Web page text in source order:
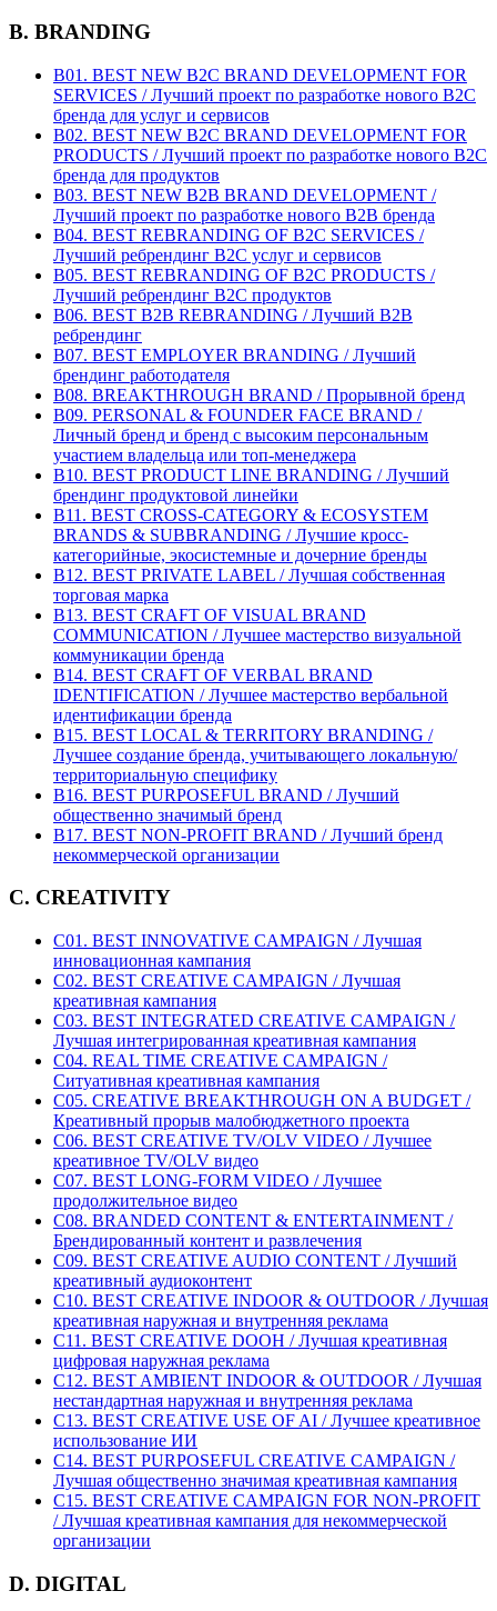
B. BRANDING
B01. BEST NEW B2C BRAND DEVELOPMENT FOR
SERVICES / Лучший проект по разработке нового B2C
бренда для услуг и сервисов
B02. BEST NEW B2C BRAND DEVELOPMENT FOR
PRODUCTS / Лучший проект по разработке нового B2C
бренда для продуктов
B03. BEST NEW B2B BRAND DEVELOPMENT /
Лучший проект по разработке нового B2B бренда
B04. BEST REBRANDING OF B2C SERVICES /
Лучший ребрендинг B2С услуг и сервисов
B05. BEST REBRANDING OF B2C PRODUCTS /
Лучший ребрендинг B2С продуктов
B06. BEST B2B REBRANDING / Лучший B2B
ребрендинг
B07. BEST EMPLOYER BRANDING / Лучший
брендинг работодателя
B08. BREAKTHROUGH BRAND / Прорывной бренд
B09. PERSONAL & FOUNDER FACE BRAND /
Личный бренд и бренд с высоким персональным
участием владельца или топ-менеджера
B10. BEST PRODUCT LINE BRANDING / Лучший
брендинг продуктовой линейки
B11. BEST CROSS-CATEGORY & ECOSYSTEM
BRANDS & SUBBRANDING / Лучшие кросс-
категорийные, экосистемные и дочерние бренды
B12. BEST PRIVATE LABEL / Лучшая собственная
торговая марка
B13. BEST CRAFT OF VISUAL BRAND
COMMUNICATION / Лучшее мастерство визуальной
коммуникации бренда
B14. BEST CRAFT OF VERBAL BRAND
IDENTIFICATION / Лучшее мастерство вербальной
идентификации бренда
B15. BEST LOCAL & TERRITORY BRANDING /
Лучшее создание бренда, учитывающего локальную/
территориальную специфику
B16. BEST PURPOSEFUL BRAND / Лучший
общественно значимый бренд
B17. BEST NON-PROFIT BRAND / Лучший бренд
некоммерческой организации
C. CREATIVITY
C01. BEST INNOVATIVE CAMPAIGN / Лучшая
инновационная кампания
C02. BEST CREATIVE CAMPAIGN / Лучшая
креативная кампания
C03. BEST INTEGRATED CREATIVE CAMPAIGN /
Лучшая интегрированная креативная кампания
C04. REAL TIME CREATIVE CAMPAIGN /
Ситуативная креативная кампания
C05. CREATIVE BREAKTHROUGH ON A BUDGET /
Креативный прорыв малобюджетного проекта
C06. BEST CREATIVE TV/OLV VIDEO / Лучшее
креативное TV/OLV видео
C07. BEST LONG-FORM VIDEO / Лучшее
продолжительное видео
C08. BRANDED CONTENT & ENTERTAINMENT /
Брендированный контент и развлечения
C09. BEST CREATIVE AUDIO CONTENT / Лучший
креативный аудиоконтент
C10. BEST CREATIVE INDOOR & OUTDOOR / Лучшая
креативная наружная и внутренняя реклама
C11. BEST CREATIVE DOOH / Лучшая креативная
цифровая наружная реклама
C12. BEST AMBIENT INDOOR & OUTDOOR / Лучшая
нестандартная наружная и внутренняя реклама
C13. BEST CREATIVE USE OF AI / Лучшее креативное
использование ИИ
C14. BEST PURPOSEFUL CREATIVE CAMPAIGN /
Лучшая общественно значимая креативная кампания
C15. BEST CREATIVE CAMPAIGN FOR NON-PROFIT
/ Лучшая креативная кампания для некоммерческой
организации
D. DIGITAL